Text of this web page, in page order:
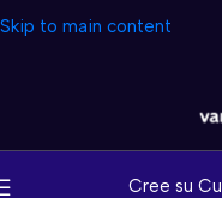
Skip to main content
Cree su